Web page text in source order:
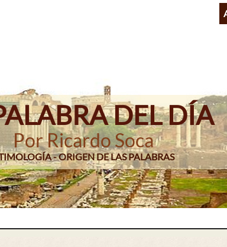
DEL DÍA
Por Ricardo Soca
- ORIGEN DE LAS PALABRAS